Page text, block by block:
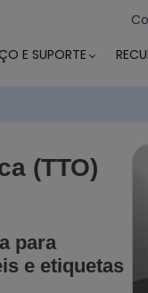
E SUPORTE
(TTO)
para
e etiquetas